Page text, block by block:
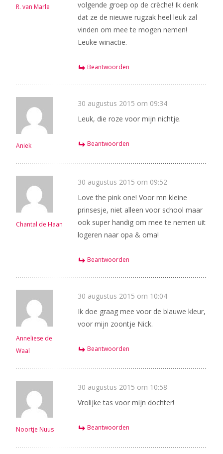
R. van Marle
volgende groep op de crèche! Ik denk
dat ze de nieuwe rugzak heel leuk zal
vinden om mee te mogen nemen!
Leuke winactie.
Beantwoorden
Aniek
30 augustus 2015 om 09:34
Leuk, die roze voor mijn nichtje.
Beantwoorden
Chantal de Haan
30 augustus 2015 om 09:52
Love the pink one! Voor mn kleine
prinsesje, niet alleen voor school maar
ook super handig om mee te nemen uit
logeren naar opa & oma!
Beantwoorden
Anneliese de
Waal
30 augustus 2015 om 10:04
Ik doe graag mee voor de blauwe kleur,
voor mijn zoontje Nick.
Beantwoorden
Noortje Nuus
30 augustus 2015 om 10:58
Vrolijke tas voor mijn dochter!
Beantwoorden